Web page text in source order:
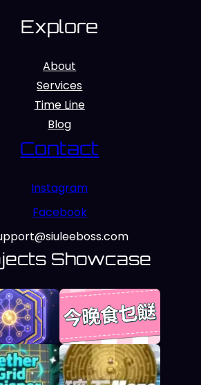
Explore
About
Services
Time Line
Blog
Contact
Instagram
Facebook
Showcase